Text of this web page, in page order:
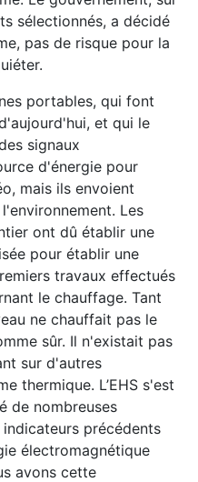
sélectionnés, a décidé
pas de risque pour la
portables, qui font
et qui le
signaux
d'énergie pour
mais ils envoient
Les
ont dû établir une
pour établir une
travaux effectués
le chauffage. Tant
ne chauffait pas le
sûr. Il n'existait pas
sur d'autres
thermique. L’EHS s'est
de nombreuses
précédents
électromagnétique
avons cette